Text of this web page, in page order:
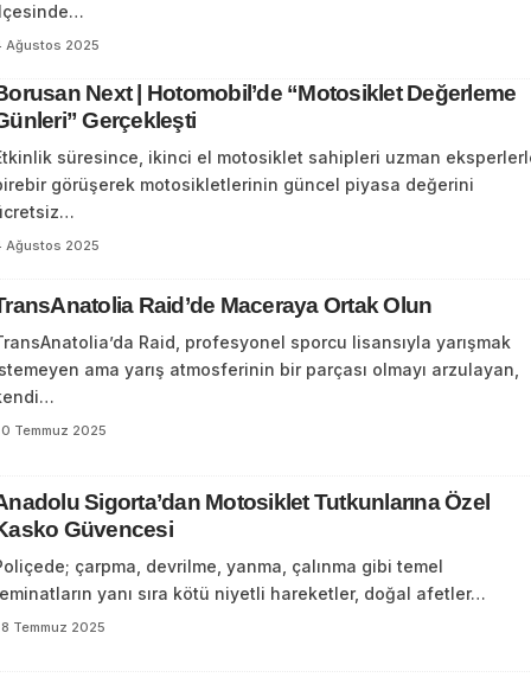
Ağustos 2025
Next | Hotomobil’de “Motosiklet Değerleme
Gerçekleşti
süresince, ikinci el motosiklet sahipleri uzman
görüşerek motosikletlerinin güncel piyasa değerini
Ağustos 2025
Raid’de Maceraya Ortak Olun
Raid, profesyonel sporcu lisansıyla yarışmak
ama yarış atmosferinin bir parçası olmayı arzulayan,
Temmuz 2025
Sigorta’dan Motosiklet Tutkunlarına Özel
Güvencesi
çarpma, devrilme, yanma, çalınma gibi temel
yanı sıra kötü niyetli hareketler, doğal afetler…
Temmuz 2025